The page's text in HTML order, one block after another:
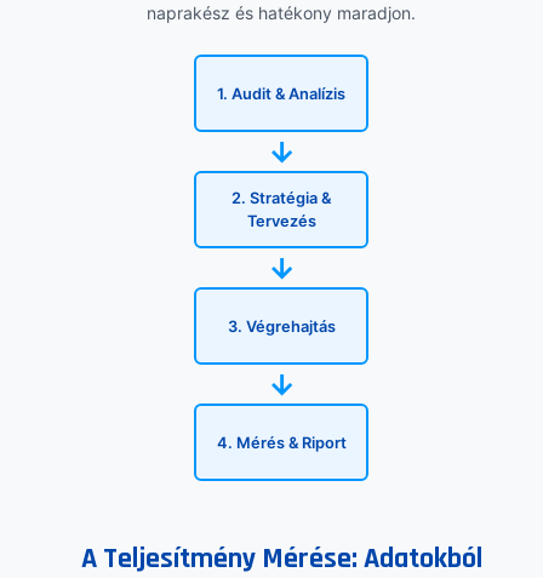
naprakész és hatékony maradjon.
1. Audit & Analízis
→
2. Stratégia &
Tervezés
→
3. Végrehajtás
→
4. Mérés & Riport
A Teljesítmény Mérése: Adatokból